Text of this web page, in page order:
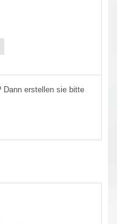
Dann erstellen sie bitte